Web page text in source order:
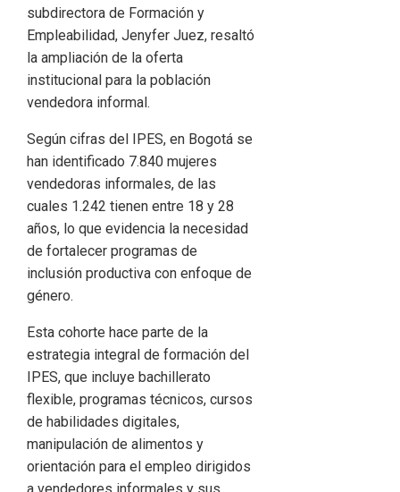
subdirectora de Formación y
Empleabilidad, Jenyfer Juez, resaltó
la ampliación de la oferta
institucional para la población
vendedora informal.
Según cifras del IPES, en Bogotá se
han identificado 7.840 mujeres
vendedoras informales, de las
cuales 1.242 tienen entre 18 y 28
años, lo que evidencia la necesidad
de fortalecer programas de
inclusión productiva con enfoque de
género.
Esta cohorte hace parte de la
estrategia integral de formación del
IPES, que incluye bachillerato
flexible, programas técnicos, cursos
de habilidades digitales,
manipulación de alimentos y
orientación para el empleo dirigidos